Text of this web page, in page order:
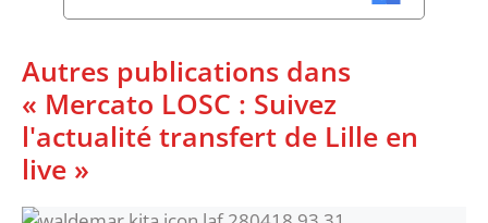
Autres publications dans
« Mercato LOSC : Suivez
l'actualité transfert de Lille en
live »